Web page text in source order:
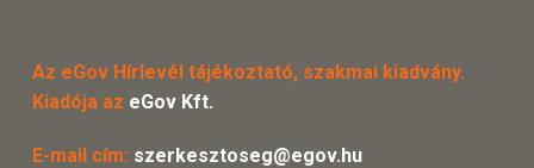
Az eGov Hírlevél tájékoztató, szakmai kiadvány.
Kiadója az eGov Kft.
E-mail cím: szerkesztoseg@egov.hu